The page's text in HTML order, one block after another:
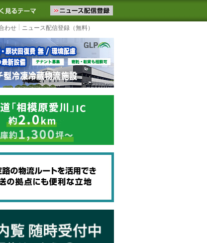
をお届けします。物流ニュースメール配信を登録す
に入りに追加 よく見るテーマ
わせ ニュース配信登録（無料）